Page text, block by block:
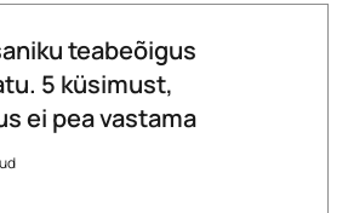
teabeõigus
5 küsimust,
ei pea vastama